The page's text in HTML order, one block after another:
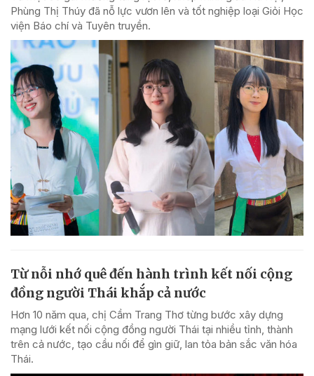
Phùng Thị Thúy đã nỗ lực vươn lên và tốt nghiệp loại Giỏi Học
viện Báo chí và Tuyên truyền.
Từ nỗi nhớ quê đến hành trình kết nối cộng
đồng người Thái khắp cả nước
Hơn 10 năm qua, chị Cầm Trang Thơ từng bước xây dựng
mạng lưới kết nối cộng đồng người Thái tại nhiều tỉnh, thành
trên cả nước, tạo cầu nối để gìn giữ, lan tỏa bản sắc văn hóa
Thái.